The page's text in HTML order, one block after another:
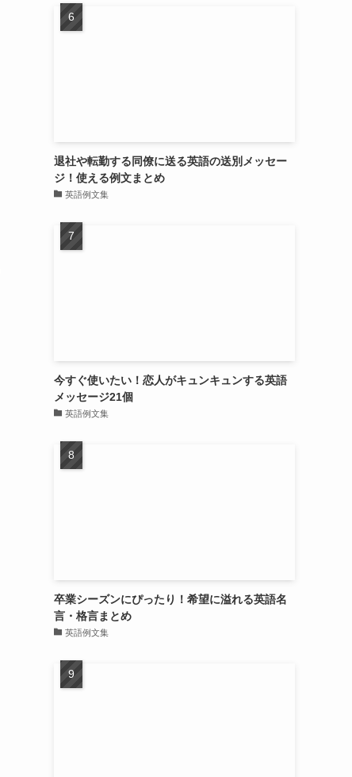
退社や転勤する同僚に送る英語の送別メッセー
ジ！使える例文まとめ
英語例文集
今すぐ使いたい！恋人がキュンキュンする英語
メッセージ21個
英語例文集
卒業シーズンにぴったり！希望に溢れる英語名
言・格言まとめ
英語例文集